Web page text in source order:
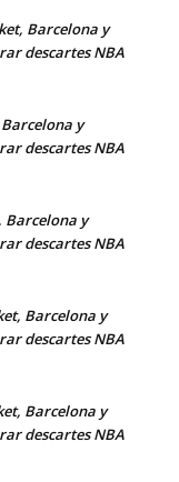
Barcelona y
descartes NBA
y
descartes NBA
Barcelona y
descartes NBA
Barcelona y
descartes NBA
Barcelona y
descartes NBA